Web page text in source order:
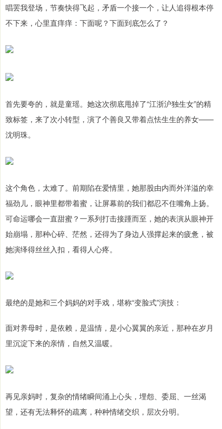
唱罢我登场，节奏快得飞起，矛盾一个接一个，让人追得根本停
不下来，心里直痒痒：下面呢？下面到底怎么了？
首先要夸的，就是童瑶。她这次彻底甩掉了“江浙沪独生女”的精
致标签，来了次小转型，演了个善良又带着点怯生生的养女——
沈明珠。
这个角色，太难了。前期陷在爱情里，她那股由内而外洋溢的幸
福劲儿，眼神里都带着蜜，让屏幕前的我们都忍不住嘴角上扬。
可命运哪会一直甜蜜？一系列打击接踵而至，她的表演从眼神开
始崩塌，那种心碎、茫然，还得为了身边人强撑起来的疲惫，被
她演绎得丝丝入扣，看得人心疼。
最绝的是她和三个妈妈的对手戏，堪称“变脸式”演技：
面对养母时，是依赖，是温情，是小心翼翼的亲近，那种在岁月
里沉淀下来的亲情，自然又温暖。
再见亲妈时，复杂的情绪瞬间涌上心头，埋怨、委屈、一丝渴
望，还有无法释怀的疏离，种种情绪交织，层次分明。